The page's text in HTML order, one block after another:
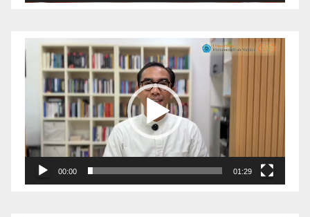
Pemutar
Video
00:00 01:29